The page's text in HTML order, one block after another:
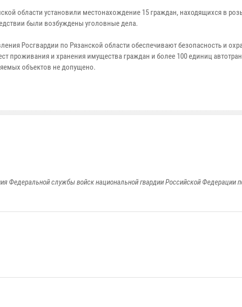
области установили местонахождение 15 граждан, находящихся в
были возбуждены уголовные дела.
Росгвардии по Рязанской области обеспечивают безопасность и
проживания и хранения имущества граждан и более 100 единиц
объектов не допущено.
Федеральной службы войск национальной гвардии Российской Федерации